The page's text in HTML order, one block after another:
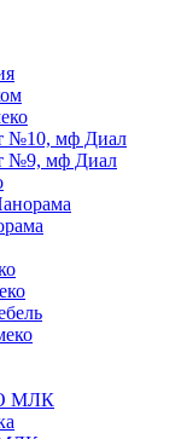
№10, мф Диал
№9, мф Диал
МЛК